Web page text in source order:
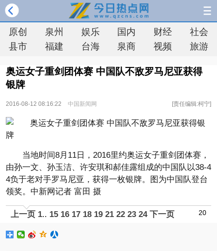
原创 泉州 娱乐 国内 财经
社会
县市
福建 台海 泉商 视频 旅游
奥运女子重剑团体赛 中国队不敌罗马尼亚获得
银牌
2016-08-12 08:16:22 中国新闻网 [责任编辑:柯宁]
当地时间8月11日，2016里约奥运女子重剑团体赛，
由孙一文、孙玉洁、许安琪和郝佳露组成的中国队以38-4
4负于老对手罗马尼亚，获得一枚银牌。图为中国队登台
领奖。中新网记者 富田 摄
上一页 1.. 15 16 17 18 19 20
21 22 23 24 下一页